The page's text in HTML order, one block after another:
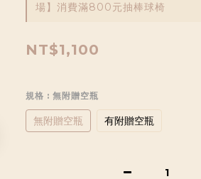
場】消費滿800元抽棒球椅
NT$1,100
規格 : 無附贈空瓶
無附贈空瓶 有附贈空瓶